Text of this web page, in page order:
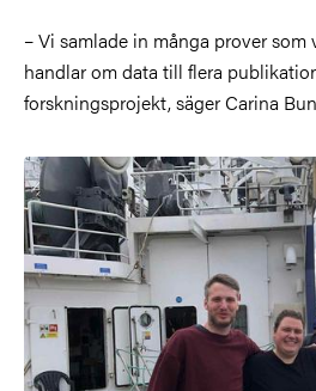
– Vi samlade in många prover
handlar om data till flera
forskningsprojekt, säger Carina